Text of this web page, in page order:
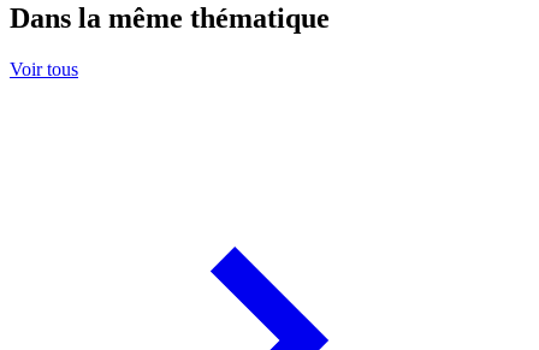
Dans la même thématique
Voir tous